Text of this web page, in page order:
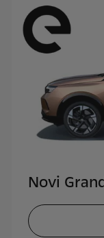
Novi